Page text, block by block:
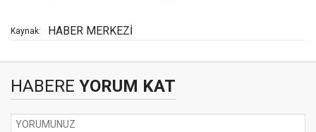
Kaynak: HABER MERKEZİ
HABERE YORUM KAT